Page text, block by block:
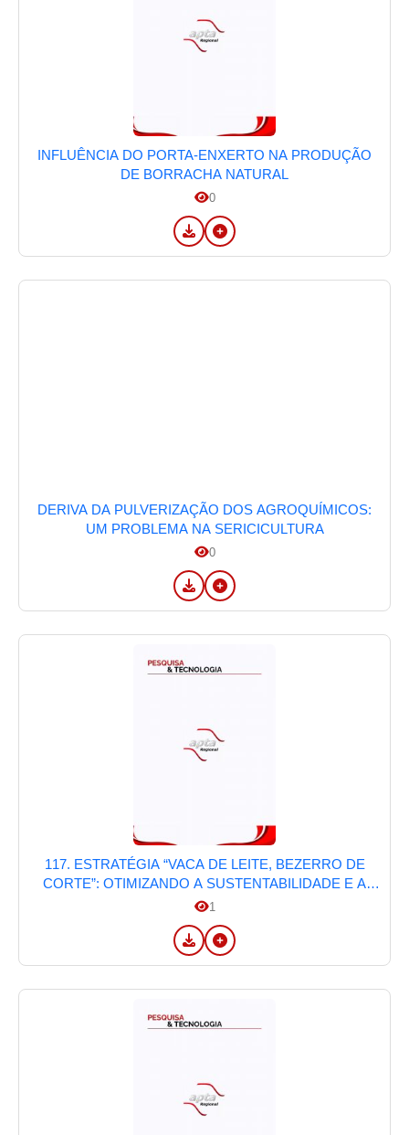
INFLUÊNCIA DO PORTA-ENXERTO NA PRODUÇÃO
DE BORRACHA NATURAL
0
DERIVA DA PULVERIZAÇÃO DOS AGROQUÍMICOS:
UM PROBLEMA NA SERICICULTURA
0
117. ESTRATÉGIA “VACA DE LEITE, BEZERRO DE
CORTE”: OTIMIZANDO A SUSTENTABILIDADE E A
RENTABILIDADE NA PECUÁRIA
1